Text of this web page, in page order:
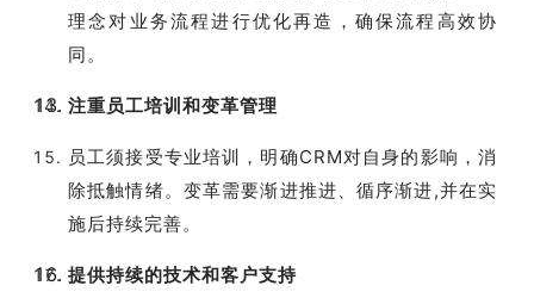
理念对业务流程进行优化再造，确保流程高效协
同。
注重员工培训和变革管理
员工须接受专业培训，明确CRM对自身的影响，消
除抵触情绪。变革需要渐进推进、循序渐进,并在实
施后持续完善。
提供持续的技术和客户支持